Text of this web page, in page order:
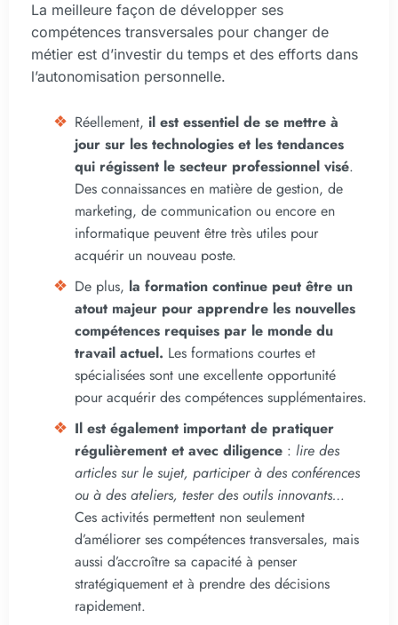
La meilleure façon de développer ses
compétences transversales pour changer de
métier est d’investir du temps et des efforts dans
l’autonomisation personnelle.
Réellement, il est essentiel de se mettre à
jour sur les technologies et les tendances
qui régissent le secteur professionnel visé.
Des connaissances en matière de gestion, de
marketing, de communication ou encore en
informatique peuvent être très utiles pour
acquérir un nouveau poste.
De plus, la formation continue peut être un
atout majeur pour apprendre les nouvelles
compétences requises par le monde du
travail actuel. Les formations courtes et
spécialisées sont une excellente opportunité
pour acquérir des compétences supplémentaires.
Il est également important de pratiquer
régulièrement et avec diligence : lire des
articles sur le sujet, participer à des conférences
ou à des ateliers, tester des outils innovants…
Ces activités permettent non seulement
d’améliorer ses compétences transversales, mais
aussi d’accroître sa capacité à penser
stratégiquement et à prendre des décisions
rapidement.